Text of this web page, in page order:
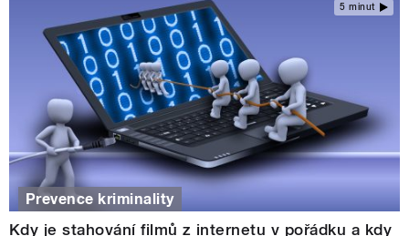
5 minut
Prevence kriminality
Kdy je stahování filmů z internetu v pořádku a kdy